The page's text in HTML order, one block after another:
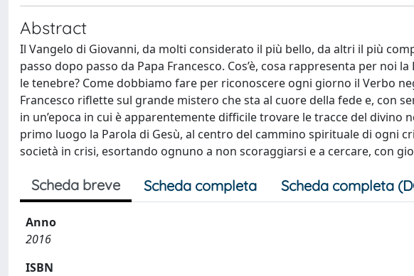
Abstract
Il Vangelo di Giovanni, da molti considerato il più bello, da altri il più
passo dopo passo da Papa Francesco. Cos’è, cosa rappresenta per noi
le tenebre? Come dobbiamo fare per riconoscere ogni giorno il Verbo
Francesco riflette sul grande mistero che sta al cuore della fede e, con
in un’epoca in cui è apparentemente difficile trovare le tracce del divino
primo luogo la Parola di Gesù, al centro del cammino spirituale di ogni
società in crisi, esortando ognuno a non scoraggiarsi e a cercare, con
Scheda breve Scheda completa Scheda completa
Anno
2016
ISBN